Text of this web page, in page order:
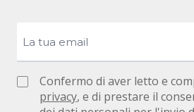
Confermo di aver letto e
privacy, e di prestare il